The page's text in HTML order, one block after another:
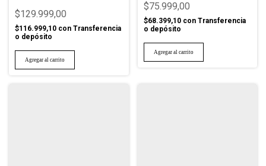
$129.999,00
$116.999,10 con Transferencia
o depósito
$75.999,00
$68.399,10 con Transferencia
o depósito